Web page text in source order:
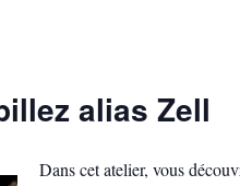
alias Zell
Dans cet atelier, vous